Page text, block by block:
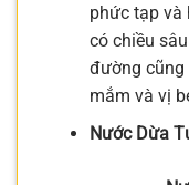
phức tạp và
có chiều
đường cũng
mắm và vị
Nước Dừa